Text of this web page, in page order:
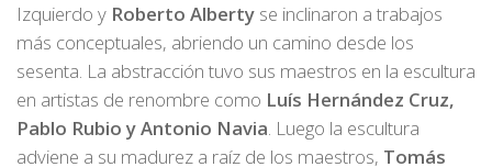
Izquierdo y Roberto Alberty se inclinaron a trabajos
más conceptuales, abriendo un camino desde los
sesenta. La abstracción tuvo sus maestros en la escultura
en artistas de renombre como Luís Hernández Cruz,
Pablo Rubio y Antonio Navia. Luego la escultura
adviene a su madurez a raíz de los maestros, Tomás